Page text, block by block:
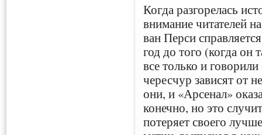
Когда разгорелась
внимание читателей
ван Перси
год до того (когда он
все только и
чересчур зависят от
они, и «Арсенал»
конечно, но это
потеряет своего